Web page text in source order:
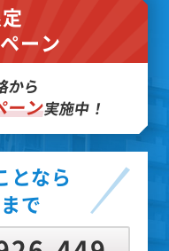
ーン
から
ーン実施中！
となら
で